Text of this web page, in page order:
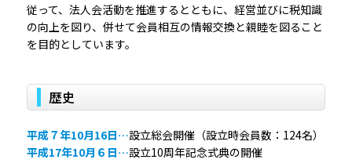
従って、法人会活動を推進するとともに、経営並びに税知識
の向上を図り、併せて会員相互の情報交換と親睦を図ること
を目的としています。
歴史
平成７年10月16日…設立総会開催（設立時会員数：124名）
平成17年10月６日…設立10周年記念式典の開催